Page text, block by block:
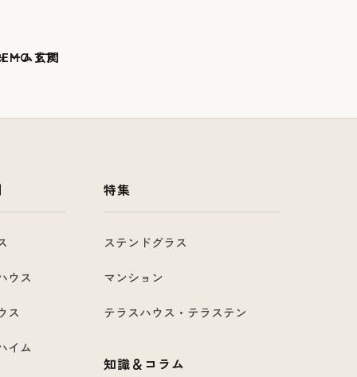
ウス
ス
イム
特集
ステンドグラス
マンション
テラスハウス・テラステン
知識＆コラム